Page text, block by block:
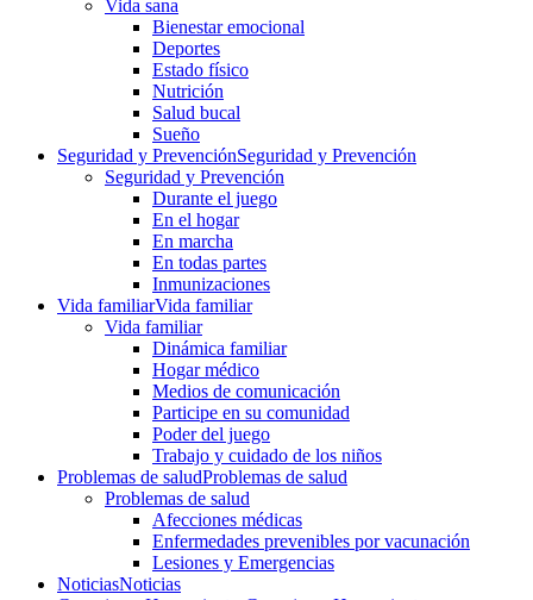
Vida sana
Bienestar emocional
Deportes
Estado físico
Nutrición
Salud bucal
Sueño
Seguridad y PrevenciónSeguridad y Prevención
Seguridad y Prevención
Durante el juego
En el hogar
En marcha
En todas partes
Inmunizaciones
Vida familiarVida familiar
Vida familiar
Dinámica familiar
Hogar médico
Medios de comunicación
Participe en su comunidad
Poder del juego
Trabajo y cuidado de los niños
Problemas de saludProblemas de salud
Problemas de salud
Afecciones médicas
Enfermedades prevenibles por vacunación
Lesiones y Emergencias
NoticiasNoticias